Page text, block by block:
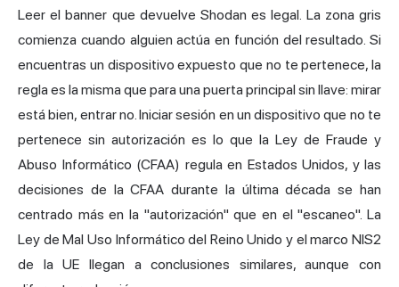
Leer el banner que devuelve Shodan es legal. La zona gris
comienza cuando alguien actúa en función del resultado. Si
encuentras un dispositivo expuesto que no te pertenece, la
regla es la misma que para una puerta principal sin llave: mirar
está bien, entrar no. Iniciar sesión en un dispositivo que no te
pertenece sin autorización es lo que la Ley de Fraude y
Abuso Informático (CFAA) regula en Estados Unidos, y las
decisiones de la CFAA durante la última década se han
centrado más en la "autorización" que en el "escaneo". La
Ley de Mal Uso Informático del Reino Unido y el marco NIS2
de la UE llegan a conclusiones similares, aunque con